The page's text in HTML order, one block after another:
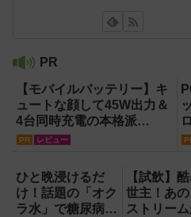
PR
【モバイルバッテリー】キ
ュートな顔して45W出力＆
4台同時充電の本格派
『RORRY CharmGo オー
バイルファンもノートPC
も安心
PR レビュー
ひと晩浸けるだ
け！話題の「オク
ラ水」で糖尿病・
【試飲】
世主！あ
ストリー